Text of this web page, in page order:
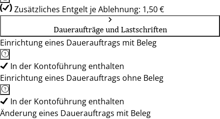
Zusätzliches Entgelt je Ablehnung: 1,50 €
Daueraufträge und Lastschriften
Einrichtung eines Dauerauftrags mit Beleg
In der Kontoführung enthalten
Einrichtung eines Dauerauftrags ohne Beleg
In der Kontoführung enthalten
Änderung eines Dauerauftrags mit Beleg